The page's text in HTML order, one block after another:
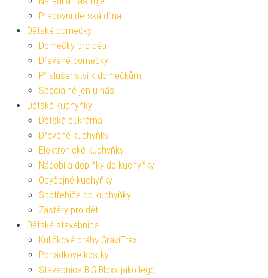
Pracovní dětská dílna
Dětské domečky
Domečky pro děti
Dřevěné domečky
Příslušenství k domečkům
Speciálně jen u nás
Dětské kuchyňky
Dětská cukrárna
Dřevěné kuchyňky
Elektronické kuchyňky
Nádobí a doplňky do kuchyňky
Obyčejné kuchyňky
Spotřebiče do kuchyňky
Zástěry pro děti
Dětské stavebnice
Kuličkové dráhy GraviTrax
Pohádkové kostky
Stavebnice BIG-Bloxx jako lego